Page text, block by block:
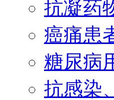
抗凝药
癌痛患
糖尿病
抗感染